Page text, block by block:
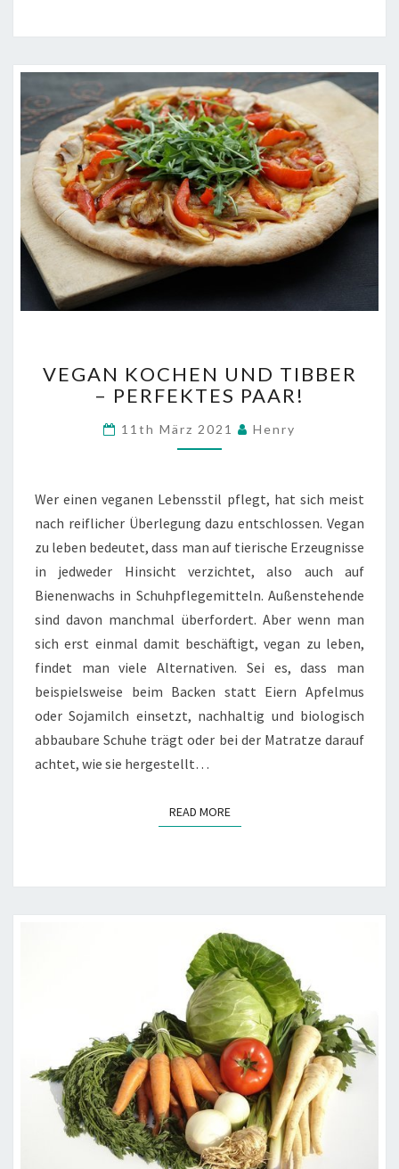
KOCHEN
UND
–
PERFEKTES
VEGAN KOCHEN UND TIBBER
– PERFEKTES PAAR!
11th März 2021 Henry
Wer einen veganen Lebensstil pflegt, hat sich meist
nach reiflicher Überlegung dazu entschlossen. Vegan
zu leben bedeutet, dass man auf tierische Erzeugnisse
in jedweder Hinsicht verzichtet, also auch auf
Bienenwachs in Schuhpflegemitteln. Außenstehende
sind davon manchmal überfordert. Aber wenn man
sich erst einmal damit beschäftigt, vegan zu leben,
findet man viele Alternativen. Sei es, dass man
beispielsweise beim Backen statt Eiern Apfelmus
oder Sojamilch einsetzt, nachhaltig und biologisch
abbaubare Schuhe trägt oder bei der Matratze darauf
achtet, wie sie hergestellt…
READ MOREREAD MORE